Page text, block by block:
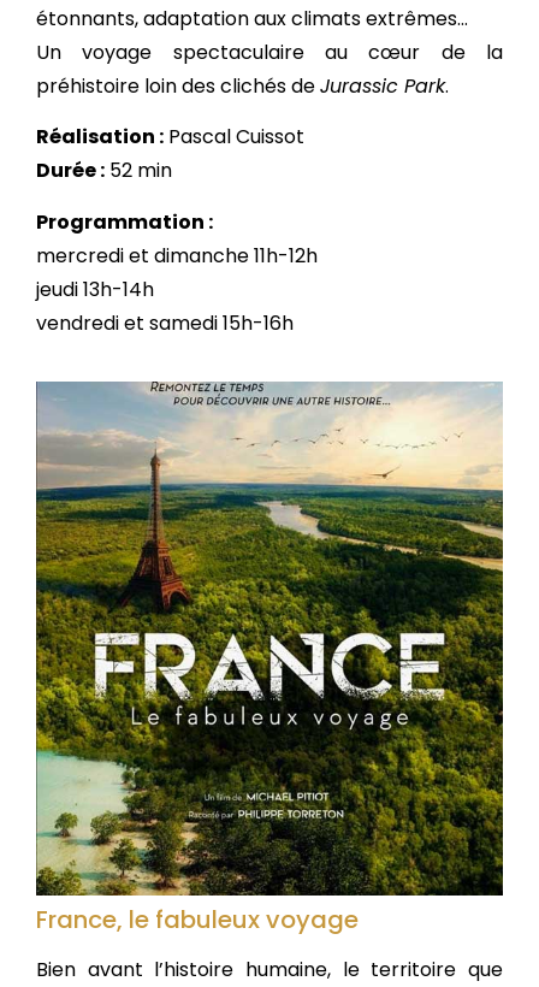
étonnants, adaptation aux climats extrêmes…
Un voyage spectaculaire au cœur de la
préhistoire loin des clichés deJurassic Park.
Réalisation : Pascal Cuissot
Durée : 52 min
Programmation :
mercredi et dimanche 11h-12h
jeudi 13h-14h
vendredi et samedi 15h-16h
France, le fabuleux voyage
Bien avant l’histoire humaine, le territoire que